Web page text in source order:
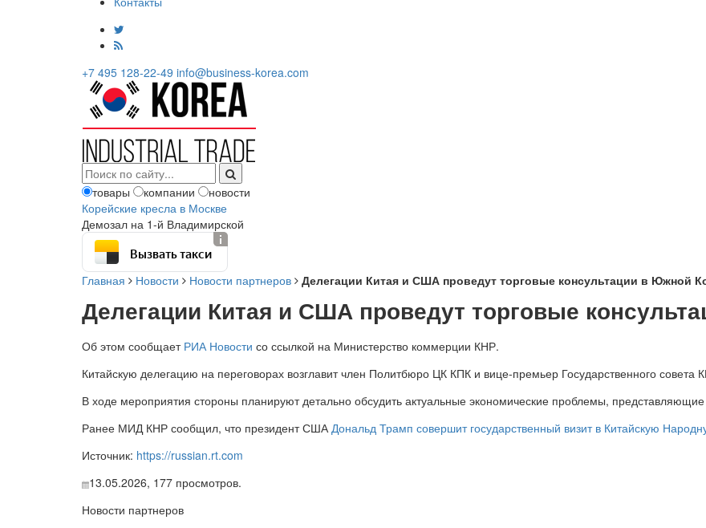
+7 495 128-22-49 info@business-korea.com
товары компании
новости
Корейские кресла в Москве
Демозал на 1-й Владимирской
Вызвать такси
Главная Новости Новости партнеров Делегации Китая и США проведут торговые консультации в Южной
Делегации Китая и США проведут торговые
Об этом сообщает РИА Новости со ссылкой на Министерство коммерции КНР.
Китайскую делегацию на переговорах возглавит член Политбюро ЦК КПК и вице-премьер Государственного совета
В ходе мероприятия стороны планируют детально обсудить актуальные экономические проблемы,
Ранее МИД КНР сообщил, что президент СШАДональд Трамп совершит государственный визит в Китайскую
Источник: https://russian.rt.com
13.05.2026, 177 просмотров.
Новости партнеров